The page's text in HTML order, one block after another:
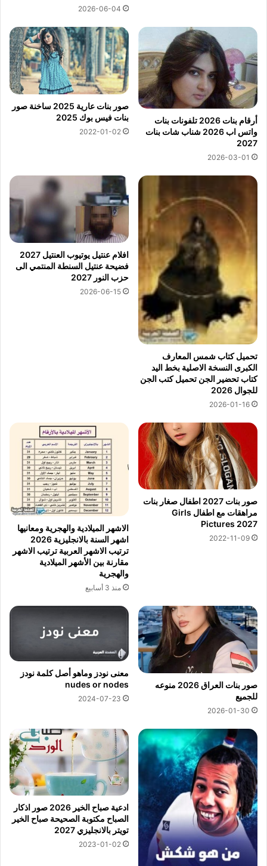
2026-06-04
أرقام بنات 2026 تلفونات بنات
واتس اب 2026 شناب شات بنات
2027
2026-03-01
صور بنات عارية 2025 ساخنة صور
بنات فيس بوك 2025
2022-01-02
تحميل كتاب شمس المعارف
الكبرى النسخة الاصلية بخط اليد
كتاب تحضير الجن تحميل كتب الجن
للجوال 2026
2026-01-16
افلام عنتيل يوتيوب العنتيل 2027
فضيحة عنتيل السنطة المنتمي الى
حزب النور 2027
2026-06-15
صور بنات 2027 اطفال صغار بنات
مراهقات مع اطفال Girls
Pictures 2027
2022-11-09
الاشهر الميلادية والهجرية ومعانيها
اشهر السنة بالانجليزية 2026
ترتيب الاشهر العربية ترتيب الاشهر
مقارنة بين الأشهر الميلادية
والهجرية
منذ 3 أسابيع
صور بنات العراق 2026 منوعه
للجميع
2026-01-30
معنى نودز وماهو أصل كلمة نودز
nudes or nodes
2024-07-23
ادعية صباح الخير 2026 صور اذكار
الصباح مكتوبة الصحيحة صباح الخير
تويتر بالانجليزي 2027
2023-01-02